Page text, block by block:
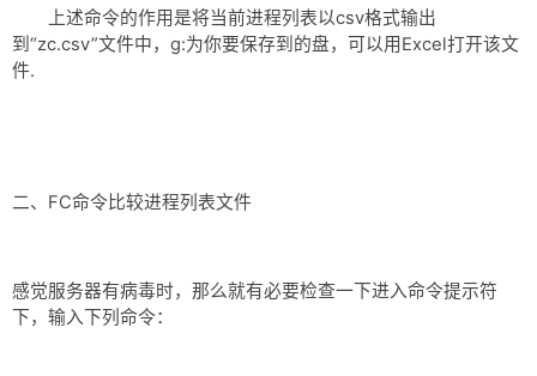
上述命令的作用是将当前进程列表以csv格式输出
到“zc.csv”文件中，g:为你要保存到的盘，可以用Excel打开该文
件.
二、FC命令比较进程列表文件
感觉服务器有病毒时，那么就有必要检查一下进入命令提示符
下，输入下列命令：